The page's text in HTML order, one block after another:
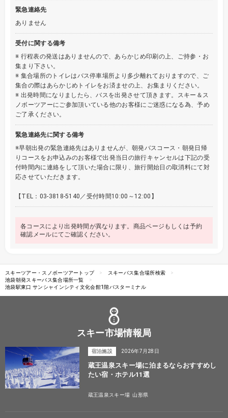
緊急連絡先
ありません
受付に関する備考
※ 行程表の発送はありませんので、あらかじめ印刷の上、ご持参・お
集まり下さい。
※ 集合場所のトイレはバス停車場所より多少離れておりますので、ご
集合の際はあらかじめトイレをお済ませの上、お集まりください。
※ 出発時間になりましたら、バスを出発させて頂きます。スキー＆ス
ノボーツアーにご参加頂いている他のお客様にご迷惑になる為、予め
ご了承ください。
緊急連絡先に関する備考
※早朝出発の緊急連絡先はありませんが、朝発バスコース・朝発日帰
りコースをお申込みのお客様で出発当日の旅行キャンセルは下記の受
付時間内に連絡をして頂いた場合に限り、旅行開始日の取消料にて対
応させていただきます。
【TEL：03-3818-5140／受付時間10:00～12:00】
各コースにより出発時間が異なります。商品ページもしくは予約
確認メールにてご確認ください。
スキーツアー・スノボーツアートップ
スキーバス集合場所検索
池袋朝発スキーバス集合場所一覧
池袋駅東口 サンシャインシティ文化会館1階バスターミナル
スキー市場情報局
宿泊施設 2026年7月28日
蔵王温泉スキー場に泊まるならおすすめし
たい宿・ホテル11選
蔵王温泉スキー場 山形県